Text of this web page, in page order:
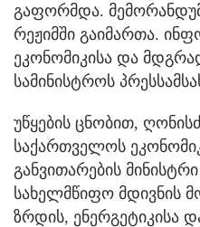
გაფორმდა.
რეჟიმში გაიმართა.
ეკონომიკისა და
სამინისტროს
უწყების ცნობით,
საქართველოს
განვითარების
სახელმწიფო მდივნის
ზრდის, ენერგეტიკისა